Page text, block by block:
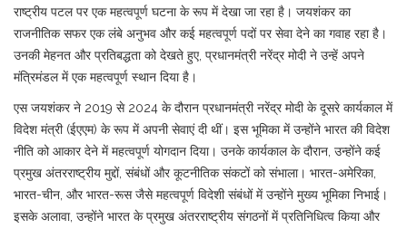
राष्ट्रीय पटल पर एक महत्वपूर्ण घटना के रूप में देखा जा रहा है। जयशंकर का
राजनीतिक सफर एक लंबे अनुभव और कई महत्वपूर्ण पदों पर सेवा देने का गवाह रहा है।
उनकी मेहनत और प्रतिबद्धता को देखते हुए, प्रधानमंत्री नरेंद्र मोदी ने उन्हें अपने
मंत्रिमंडल में एक महत्वपूर्ण स्थान दिया है।
एस जयशंकर ने 2019 से 2024 के दौरान प्रधानमंत्री नरेंद्र मोदी के दूसरे कार्यकाल में
विदेश मंत्री (ईएएम) के रूप में अपनी सेवाएं दी थीं। इस भूमिका में उन्होंने भारत की विदेश
नीति को आकार देने में महत्वपूर्ण योगदान दिया। उनके कार्यकाल के दौरान, उन्होंने कई
प्रमुख अंतरराष्ट्रीय मुद्दों, संबंधों और कूटनीतिक संकटों को संभाला। भारत-अमेरिका,
भारत-चीन, और भारत-रूस जैसे महत्वपूर्ण विदेशी संबंधों में उन्होंने मुख्य भूमिका निभाई।
इसके अलावा, उन्होंने भारत के प्रमुख अंतरराष्ट्रीय संगठनों में प्रतिनिधित्व किया और